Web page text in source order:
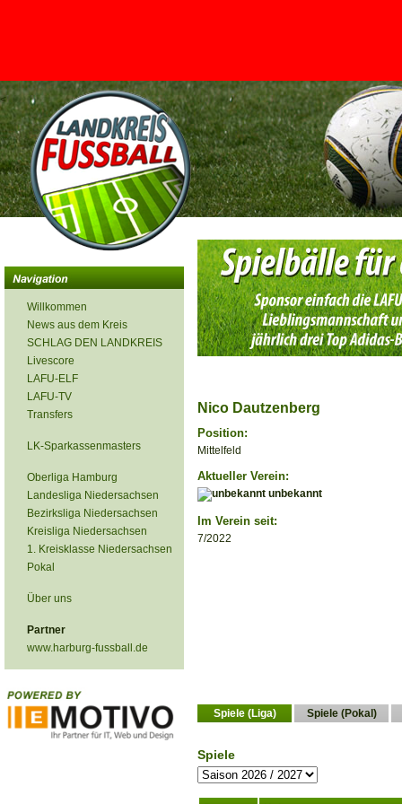
<
Willkommen
News aus dem Kreis
SCHLAG DEN LANDKREIS
Livescore
LAFU-ELF
LAFU-TV
Transfers
LK-Sparkassenmasters
Oberliga Hamburg
Landesliga Niedersachsen
Bezirksliga Niedersachsen
Kreisliga Niedersachsen
1. Kreisklasse Niedersachsen
Pokal
Über uns
Partner
www.harburg-fussball.de
Nico Dautzenberg
Position:
Mittelfeld
Aktueller Verein:
unbekannt
Im Verein seit:
7/2022
Spiele (Liga) Spiele (Pokal)
Spiele